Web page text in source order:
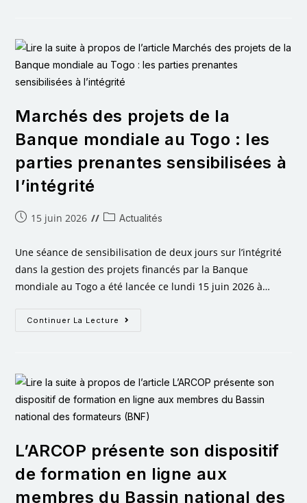
Marchés des projets de la
Banque mondiale au Togo : les
parties prenantes sensibilisées à
l’intégrité
15 juin 2026 Actualités
Une séance de sensibilisation de deux jours sur l’intégrité
dans la gestion des projets financés par la Banque
mondiale au Togo a été lancée ce lundi 15 juin 2026 à…
Continuer La Lecture
L’ARCOP présente son dispositif
de formation en ligne aux
membres du Bassin national des